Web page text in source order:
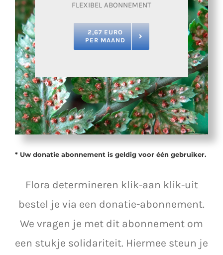
FLEXIBEL ABONNEMENT
2,67 EURO
PER MAAND
* Uw donatie abonnement is geldig voor één gebruiker.
Flora determineren klik-aan klik-uit
bestel je via een donatie-abonnement.
We vragen je met dit abonnement om
een stukje solidariteit. Hiermee steun je